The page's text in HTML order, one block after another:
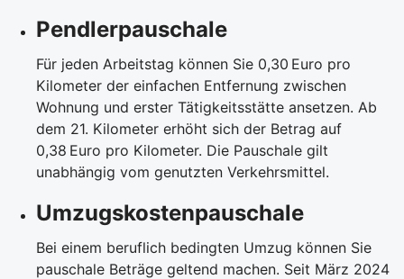
Pendlerpauschale
Für jeden Arbeitstag können Sie 0,30 Euro pro
Kilometer der einfachen Entfernung zwischen
Wohnung und erster Tätigkeitsstätte ansetzen. Ab
dem 21. Kilometer erhöht sich der Betrag auf
0,38 Euro pro Kilometer. Die Pauschale gilt
unabhängig vom genutzten Verkehrsmittel.
Umzugskostenpauschale
Bei einem beruflich bedingten Umzug können Sie
pauschale Beträge geltend machen. Seit März 2024